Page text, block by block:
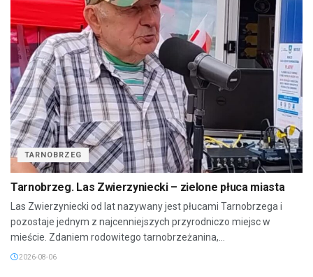
TARNOBRZEG
Tarnobrzeg. Las Zwierzyniecki – zielone płuca miasta
Las Zwierzyniecki od lat nazywany jest płucami Tarnobrzega i
pozostaje jednym z najcenniejszych przyrodniczo miejsc w
mieście. Zdaniem rodowitego tarnobrzeżanina,...
2026-08-06